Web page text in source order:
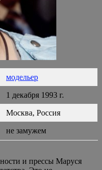
модельер
1 декабря 1993 г.
Москва, Россия
не замужем
и прессы Маруся